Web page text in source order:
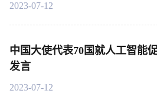
2023-07-12
中国大使代表70国就人工智能
发言
2023-07-12